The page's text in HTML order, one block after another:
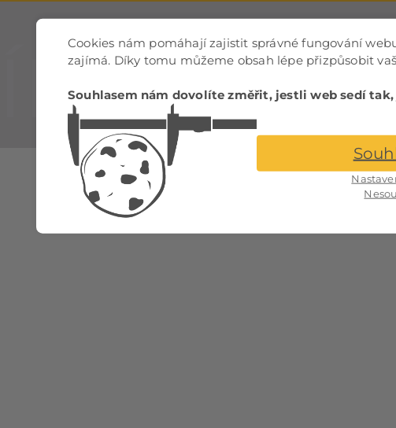
KONTAKT
O NÁS
NAŠE PORTFOLIO
NASTAVENÍ COOKIES
Cookies nám pomáhají zajistit správné fungování
zajímá. Díky tomu můžeme obsah lépe přizpůsobit
Souhlasem nám dovolíte změřit, jestli web sedí tak,